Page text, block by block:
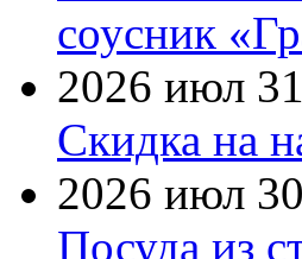
соусник
2026 июл 31
Скидка на
2026 июл 30
Посуда из